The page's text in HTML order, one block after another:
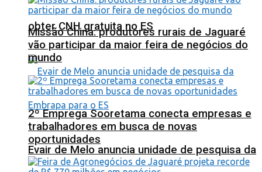
obter CNH gratuita no ES
Evair de Melo anuncia unidade de pesquisa da
Missão China: produtores rurais de Jaguaré
vão participar da maior feira de negócios do
mundo
2º Emprega Sooretama conecta empresas e
trabalhadores em busca de novas
oportunidades